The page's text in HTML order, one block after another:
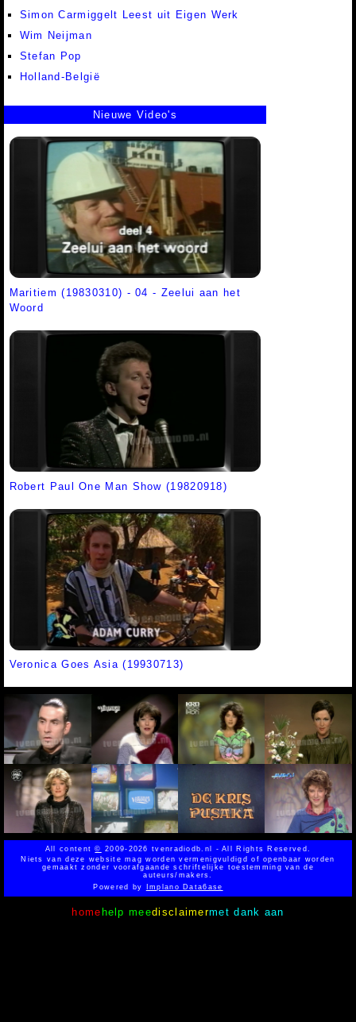
Simon Carmiggelt Leest uit Eigen Werk
Wim Neijman
Stefan Pop
Holland-België
Nieuwe Video's
Maritiem (19830310) - 04 - Zeelui aan het
Woord
Robert Paul One Man Show (19820918)
Veronica Goes Asia (19930713)
All content© 2009-2026 tvenradiodb.nl - All Rights Reserved.
Niets van deze website mag worden vermenigvuldigd of openbaar worden
gemaakt zonder voorafgaande schriftelijke toestemming van de
auteurs/makers.
Powered byImplano Data6ase
home help meedisclaimermet dank aan